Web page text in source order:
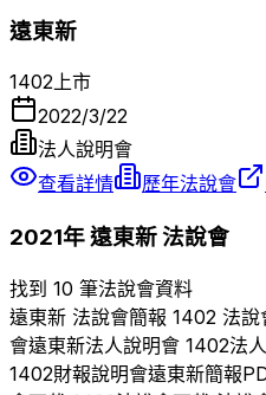
遠東新
1402上市
2022/3/22
法人說明會
查看詳情
歷年法說會
2021年遠東新法說會
找到 10 筆法說會資料
遠東新 法說會簡報 1402 法說
會遠東新法人說明會 1402法
1402財報說明會遠東新簡報